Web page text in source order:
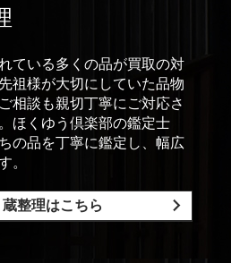
ている多くの品が買取の対
祖様が大切にしていた品物
相談も親切丁寧にご対応さ
ほくゆう倶楽部の鑑定士
の品を丁寧に鑑定し、幅広
。
蔵整理はこちら